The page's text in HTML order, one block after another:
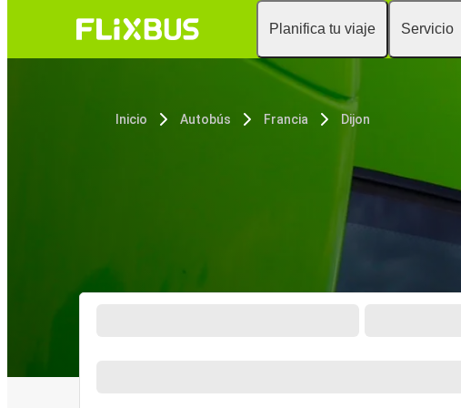
Planifica tu viaje Servicio
Inicio Autobús Francia Dijon